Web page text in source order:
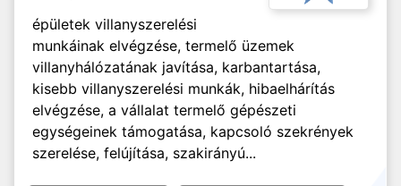
épületek villanyszerelési
munkáinak elvégzése, termelő üzemek
villanyhálózatának javítása, karbantartása,
kisebb villanyszerelési munkák, hibaelhárítás
elvégzése, a vállalat termelő gépészeti
egységeinek támogatása, kapcsoló szekrények
szerelése, felújítása, szakirányú...